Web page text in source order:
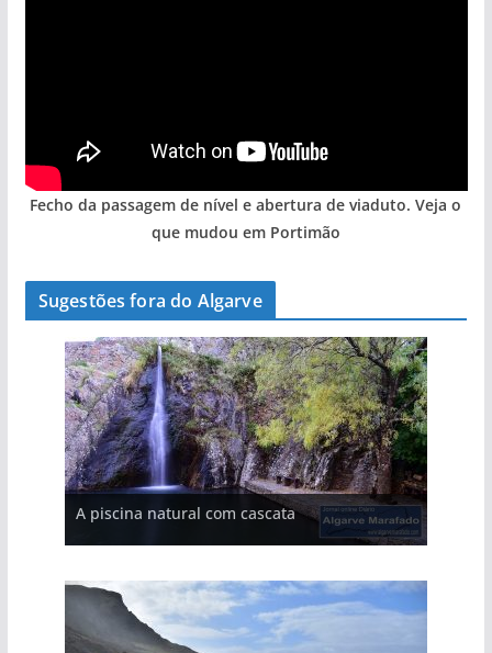
Fecho da passagem de nível e abertura de viaduto. Veja o
que mudou em Portimão
Sugestões fora do Algarve
A piscina natural com cascata
As portas do rio Tejo (com vídeo)
A aldeia mais portuguesa de Portugal (com
vídeo)